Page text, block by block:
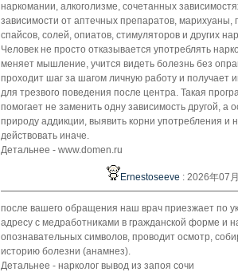
наркомании, алкоголизме, сочетанных
зависимости от аптечных препаратов, марихуаны,
спайсов, солей, опиатов, стимуляторов и других
Человек не просто отказывается употреблять
меняет мышление, учится видеть болезнь без
проходит шаг за шагом личную работу и получает
для трезвого поведения после центра. Такая
помогает не заменить одну зависимость другой, а
природу аддикции, выявить корни употребления и
действовать иначе.
Детальнее - www.domen.ru
Ernestoseeve : 2026年07
после вашего обращения наш врач приезжает по
адресу с медработниками в гражданской форме и
опознавательных символов, проводит осмотр,
историю болезни (анамнез).
Детальнее - нарколог вывод из запоя сочи